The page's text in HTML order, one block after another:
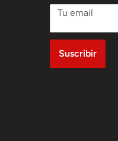
Tu email
Suscribir